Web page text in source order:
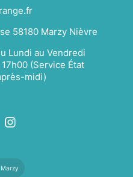
58180 Marzy Nièvre
Lundi au Vendredi
(Service État
midi)